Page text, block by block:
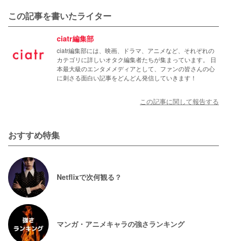
この記事を書いたライター
ciatr編集部
ciatr編集部には、映画、ドラマ、アニメなど、それぞれの
カテゴリに詳しいオタク編集者たちが集まっています。 日
本最大級のエンタメメディアとして、ファンの皆さんの心
に刺さる面白い記事をどんどん発信していきます！
この記事に関して報告する
おすすめ特集
Netflixで次何観る？
マンガ・アニメキャラの強さランキング